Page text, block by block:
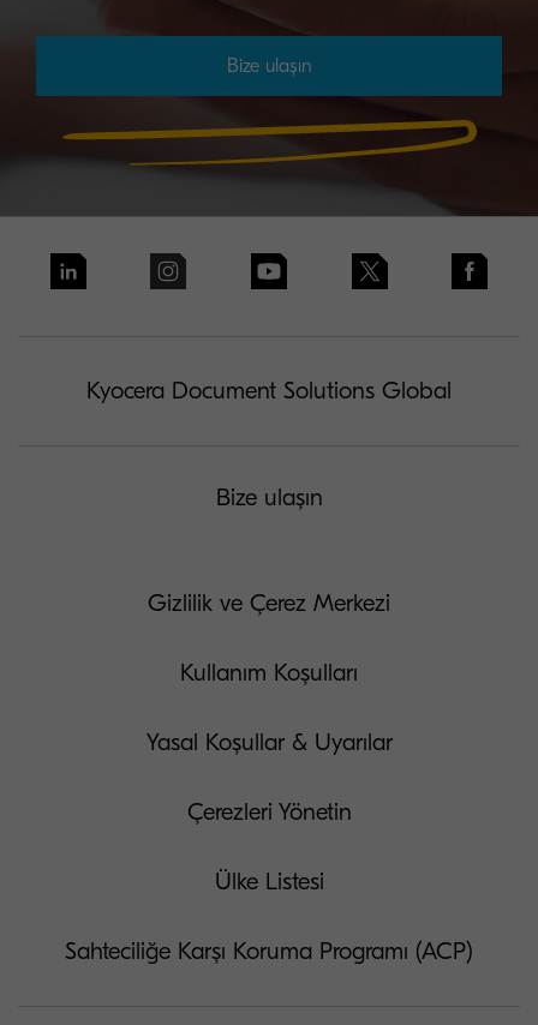
Bize ulaşın
Kyocera Document Solutions Global
Bize ulaşın
Gizlilik ve Çerez Merkezi
Kullanım Koşulları
Yasal Koşullar & Uyarılar
Çerezleri Yönetin
Ülke Listesi
Sahteciliğe Karşı Koruma Programı (ACP)